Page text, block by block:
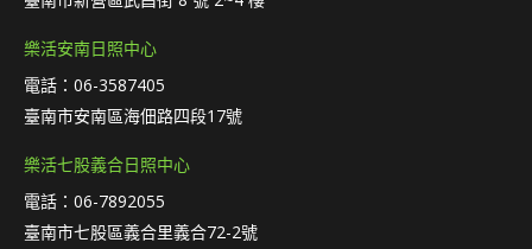
樂活安南日照中心
電話：06-3587405
臺南市安南區海佃路四段17號
樂活七股義合日照中心
電話：06-7892055
臺南市七股區義合里義合72-2號